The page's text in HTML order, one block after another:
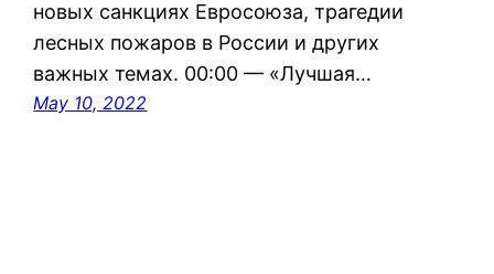
новых санкциях Евросоюза, трагедии
лесных пожаров в России и других
важных темах. 00:00 — «Лучшая…
May 10, 2022